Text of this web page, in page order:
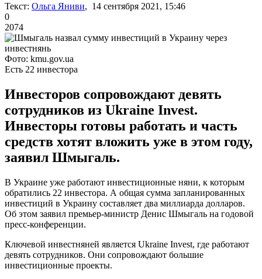
Текст: Ольга Яниви, 14 сентября 2021, 15:46
0
2074
Фото: kmu.gov.ua
Есть 22 инвестора
Инвесторов сопровождают девять
сотрудников из Ukraine Invest.
Инвесторы готовы работать и часть
средств хотят вложить уже в этом году,
заявил Шмыгаль.
В Украине уже работают инвестиционные няни, к которым
обратились 22 инвестора. А общая сумма запланированных
инвестиций в Украину составляет два миллиарда долларов.
Об этом заявил премьер-министр Денис Шмыгаль на годовой
пресс-конференции.
Ключевой инвестняней является Ukraine Invest, где работают
девять сотрудников. Они сопровождают большие
инвестиционные проекты.